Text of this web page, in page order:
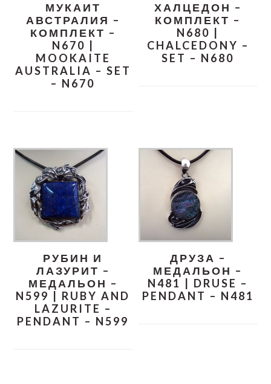
МУКАИТ
АВСТРАЛИЯ –
КОМПЛЕКТ –
N670 |
MOOKAITE
AUSTRALIA – SET
– N670
ХАЛЦЕДОН –
КОМПЛЕКТ –
N680 |
CHALCEDONY –
SET – N680
РУБИН И
ЛАЗУРИТ –
МЕДАЛЬОН –
N599 | RUBY AND
LAZURITE –
PENDANT – N599
ДРУЗА –
МЕДАЛЬОН –
N481 | DRUSE –
PENDANT – N481